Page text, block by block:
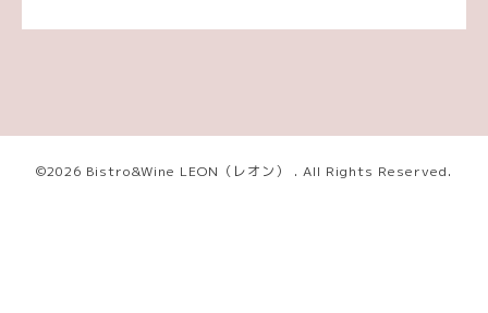
©2026 Bistro&Wine LEON（レオン） . All Rights Reserved.